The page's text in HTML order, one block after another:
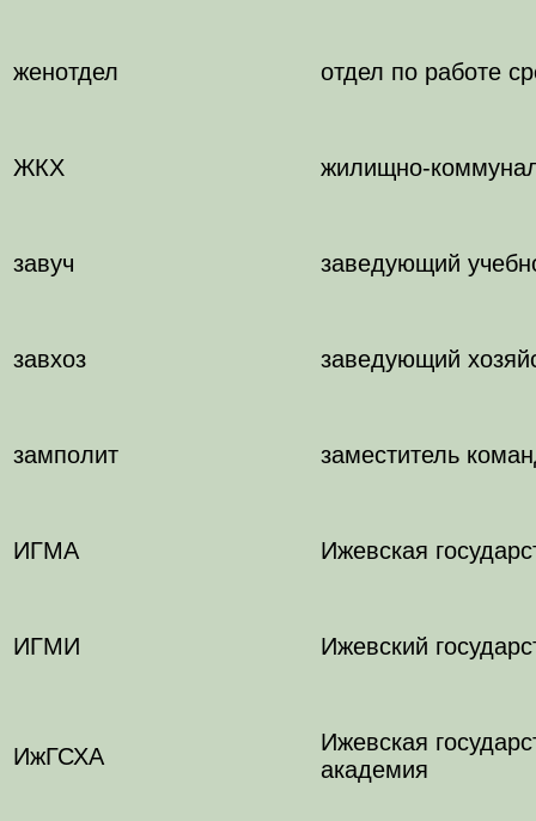
женотдел отдел по работе
ЖКХ жилищно-
завуч заведующий
завхоз заведующий
замполит заместитель
ИГМА Ижевская
ИГМИ Ижевский
ИжГСХА
Ижевская
академия